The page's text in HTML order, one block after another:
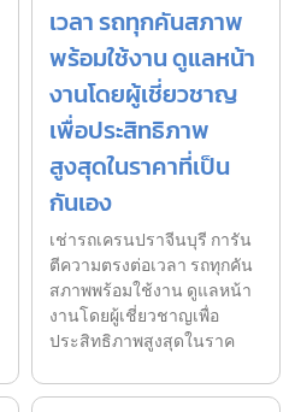
เวลา รถทุกคันสภาพ
พร้อมใช้งาน ดูแลหน้า
งานโดยผู้เชี่ยวชาญ
เพื่อประสิทธิภาพ
สูงสุดในราคาที่เป็น
กันเอง
เช่ารถเครนปราจีนบุรี การัน
ตีความตรงต่อเวลา รถทุกคัน
สภาพพร้อมใช้งาน ดูแลหน้า
งานโดยผู้เชี่ยวชาญเพื่อ
ประสิทธิภาพสูงสุดในราค